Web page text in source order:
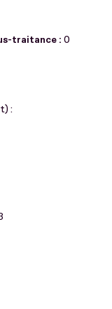
traitance : 0
: